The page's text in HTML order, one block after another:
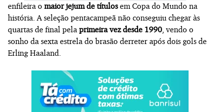
enfileira o maior jejum de títulosem Copa do Mundo na
história. A seleção pentacampeã não conseguiu chegar às
quartas de final pela primeira vez desde 1990 , vendo o
sonho da sexta estrela do brasão derreter após dois gols de
Erling Haaland.